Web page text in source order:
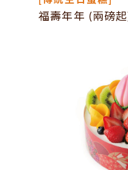
福壽年年 (兩磅起